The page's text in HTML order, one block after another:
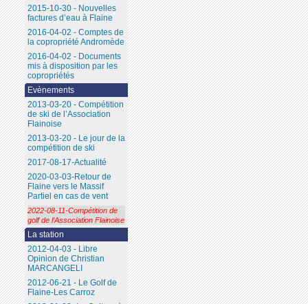
2015-10-30 - Nouvelles
factures d’eau à Flaine
2016-04-02 - Comptes de
la copropriété Andromède
2016-04-02 - Documents
mis à disposition par les
copropriétés
Evènements
2013-03-20 - Compétition
de ski de l’Association
Flainoise
2013-03-20 - Le jour de la
compétition de ski
2017-08-17-Actualité
2020-03-03-Retour de
Flaine vers le Massif
Partiel en cas de vent
2022-08-11-Compétition de
golf de l’Association Flainoise
La station
2012-04-03 - Libre
Opinion de Christian
MARCANGELI
2012-06-21 - Le Golf de
Flaine-Les Carroz